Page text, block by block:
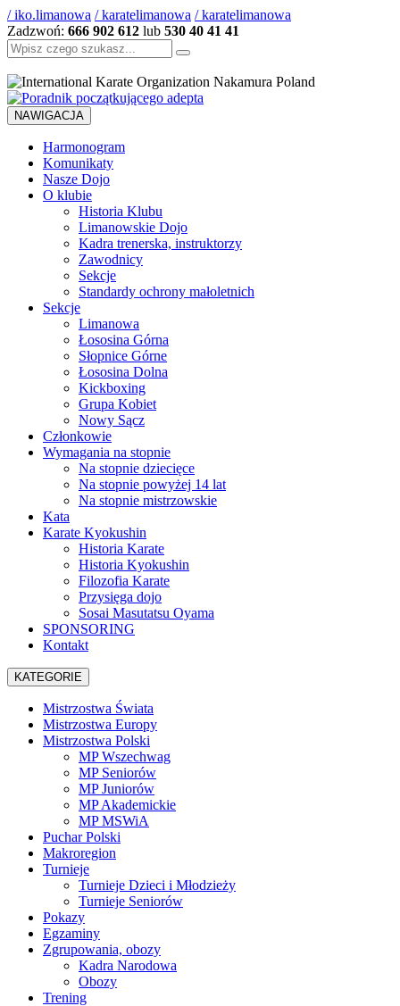
/ iko.limanowa / karatelimanowa / karatelimanowa
Zadzwoń: 666 902 612 lub 530 40 41 41
Szukaj:
NAWIGACJA
Harmonogram
Komunikaty
Nasze Dojo
O klubie
Historia Klubu
Limanowskie Dojo
Kadra trenerska, instruktorzy
Zawodnicy
Sekcje
Standardy ochrony małoletnich
Sekcje
Limanowa
Łososina Górna
Słopnice Górne
Łososina Dolna
Kickboxing
Grupa Kobiet
Nowy Sącz
Członkowie
Wymagania na stopnie
Na stopnie dziecięce
Na stopnie powyżej 14 lat
Na stopnie mistrzowskie
Kata
Karate Kyokushin
Historia Karate
Historia Kyokushin
Filozofia Karate
Przysięga dojo
Sosai Masutatsu Oyama
SPONSORING
Kontakt
KATEGORIE
Mistrzostwa Świata
Mistrzostwa Europy
Mistrzostwa Polski
MP Wszechwag
MP Seniorów
MP Juniorów
MP Akademickie
MP MSWiA
Puchar Polski
Makroregion
Turnieje
Turnieje Dzieci i Młodzieży
Turnieje Seniorów
Pokazy
Egzaminy
Zgrupowania, obozy
Kadra Narodowa
Obozy
Trening